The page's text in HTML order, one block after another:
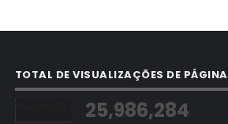
TOTAL DE VISUALIZAÇÕES DE PÁGINA
25,986,284